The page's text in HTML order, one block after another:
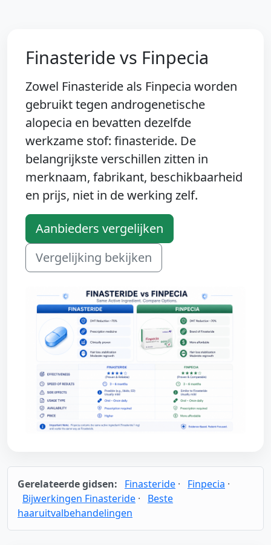
Finasteride vs Finpecia
Zowel Finasteride als Finpecia worden
gebruikt tegen androgenetische
alopecia en bevatten dezelfde
werkzame stof: finasteride. De
belangrijkste verschillen zitten in
merknaam, fabrikant, beschikbaarheid
en prijs, niet in de werking zelf.
Aanbieders vergelijken
Vergelijking bekijken
Gerelateerde gidsen: Finasteride · Finpecia ·
Bijwerkingen Finasteride ·
Beste
haaruitvalbehandelingen